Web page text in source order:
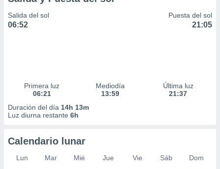
Salida del sol
06:52
Puesta del sol
21:05
Primera luz
06:21
Mediodía
13:59
Última luz
21:37
Duración del día 14h 13m
Luz diurna restante 6h
Calendario lunar
Lun Mar Mié Jue Vie Sáb
Dom